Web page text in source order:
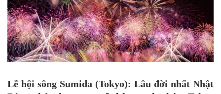
Lễ hội sông Sumida (Tokyo): Lâu đời nhất Nhật